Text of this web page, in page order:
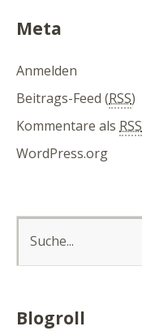
Meta
Anmelden
Beitrags-Feed (RSS)
Kommentare als RSS
WordPress.org
Blogroll